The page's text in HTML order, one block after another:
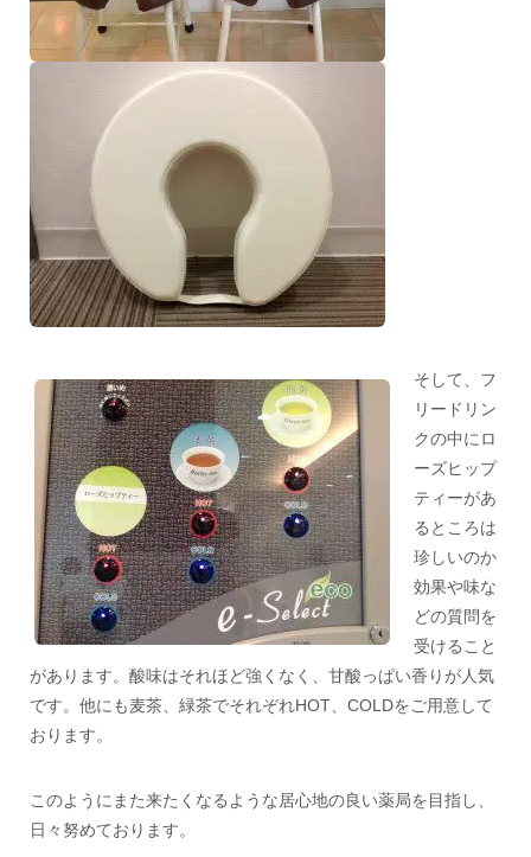
そして、フ
リードリン
クの中にロ
ーズヒップ
ティーがあ
るところは
珍しいのか
効果や味な
どの質問を
受けること
があります。酸味はそれほど強くなく、甘酸っぱい香りが人気
です。他にも麦茶、緑茶でそれぞれHOT、COLDをご用意して
おります。
このようにまた来たくなるような居心地の良い薬局を目指し、
日々努めております。